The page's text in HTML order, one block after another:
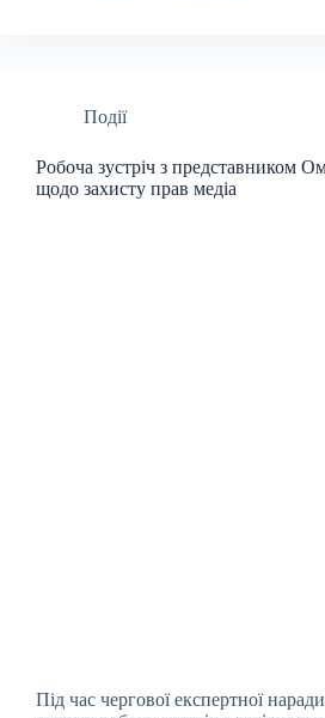
Події
Робоча зустріч з представником
щодо захисту прав медіа
Під час чергової експертної